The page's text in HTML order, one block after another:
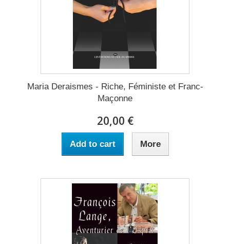
Maria Deraismes - Riche, Féministe et Franc-
Maçonne
20,00 €
Add to cart More